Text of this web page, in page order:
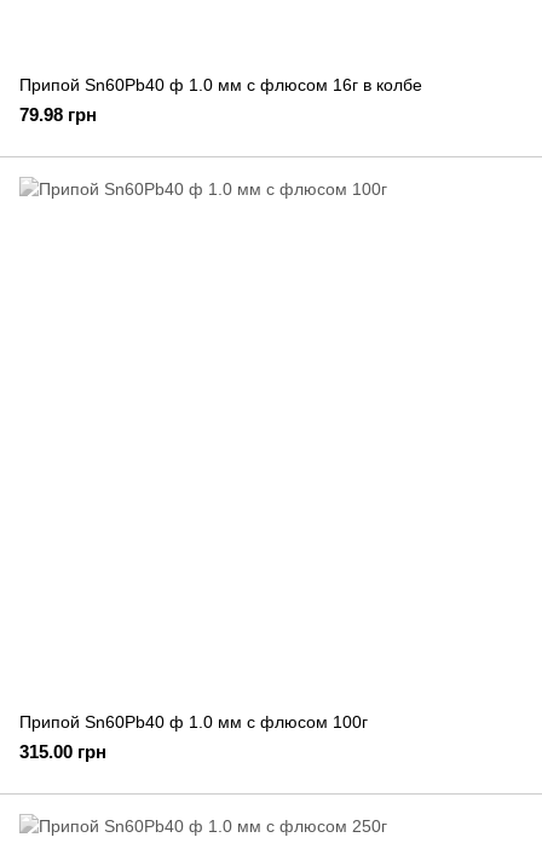
Припой Sn60Pb40 ф 1.0 мм с флюсом 16г в колбе
79.98 грн
Припой Sn60Pb40 ф 1.0 мм с флюсом 100г
315.00 грн